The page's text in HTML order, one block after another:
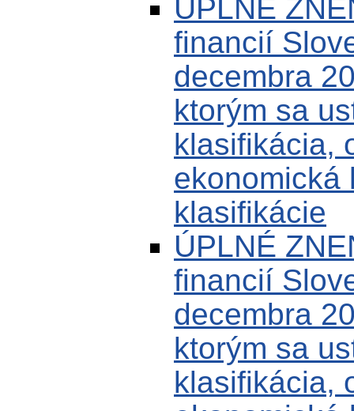
ÚPLNÉ
financií
decembra
ktorým sa
klasifikácia,
ekonomická
klasifikácie
ÚPLNÉ
financií
decembra
ktorým sa
klasifikácia,